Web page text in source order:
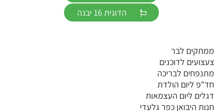
הדוגית 16 יבנה
ממתקים לבר
צעצועים לדוכנים
מתנפחים לבריכה
חד"פ ליום הולדת
דגלים ליום העצמאות
חנות היבואן כפר גלעדי